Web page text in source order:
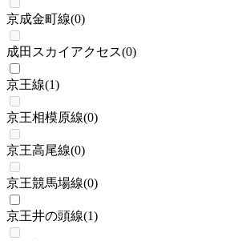
京成金町線(0)
成田スカイアクセス(0)
京王線(1)
京王相模原線(0)
京王高尾線(0)
京王競馬場線(0)
京王井の頭線(1)